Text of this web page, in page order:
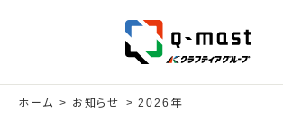
ホーム お知らせ 2026年